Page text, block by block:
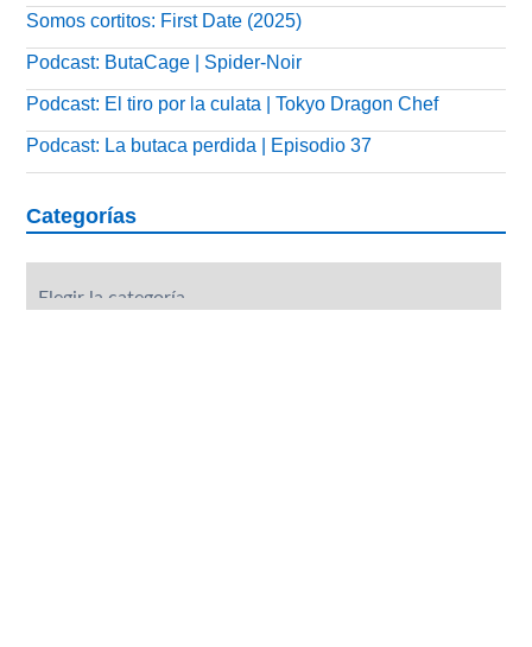
Somos cortitos: First Date (2025)
Podcast: ButaCage | Spider-Noir
Podcast: El tiro por la culata | Tokyo Dragon Chef
Podcast: La butaca perdida | Episodio 37
Categorías